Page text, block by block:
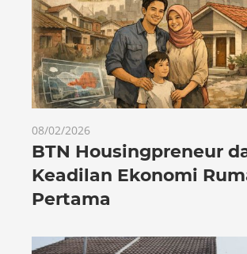
08/02/2026
BTN Housingpreneur
Keadilan Ekonomi
Pertama